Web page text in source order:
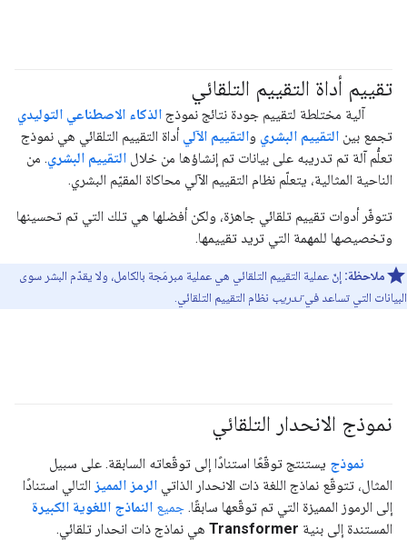
تقييم أداة التقييم التلقائي
آلية مختلطة لتقييم جودة نتائج نموذج الذكاء الاصطناعي التوليدي
تجمع بين التقييم البشري والتقييم الآلي أداة التقييم التلقائي هي نموذج
تعلُّم آلة تم تدريبه على بيانات تم إنشاؤها من خلال التقييم البشري. من
الناحية المثالية، يتعلّم نظام التقييم الآلي محاكاة المقيّم البشري.
تتوفّر أدوات تقييم تلقائي جاهزة، ولكن أفضلها هي تلك التي تم تحسينها
وتخصيصها للمهمة التي تريد تقييمها.
ملاحظة: إنّ عملية التقييم التلقائي هي عملية مبرمَجة بالكامل، ولا يقدّم البشر سوى
البيانات التي تساعد فيتدريب نظام التقييم التلقائي.
نموذج الانحدار التلقائي
نموذج يستنتج توقّعًا استنادًا إلى توقّعاته السابقة. على سبيل
المثال، تتوقّع نماذج اللغة ذات الانحدار الذاتي الرمز المميز التالي استنادًا
إلى الرموز المميزة التي تم توقّعها سابقًا. جميع النماذج اللغوية الكبيرة
المستندة إلى بنية Transformer هي نماذج ذات انحدار تلقائي.